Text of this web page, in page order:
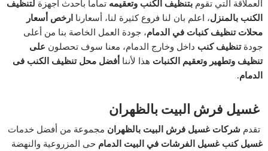
العملاقة التي تقومبتنظيف الكنب وتعقيمه تماما بأحدث أجهزة لتنظيف
الكنب بالمنزل، اعلم بان لنا فروع كثيرة لنا، أسعارناارخص أسعار
محلات تنظيف كنبات في الدمام، جودة العمل الخاصة بنا من أعلى
جودةتنظيف كنب داخل وخارج الدمام، معنا سوف تحصلون على
تنظيف وتطهير وتعقيم الكنبات هذا لأنناأفضل محل تنظيف الكنب فى
الدمام.
غسيل فرش البيت بالظهران
تقدم شركات غسيل فرش البيت بالظهران مجموعة من أفضل خدمات
غسيل كنب غسيل الفرشات في البيت الدمام حى المزروعية والنهضة